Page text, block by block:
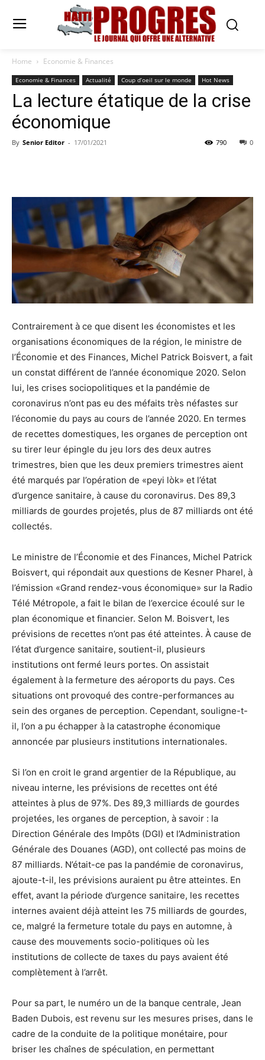
Home Economie & Finances
Economie & Finances Actualité Coup d’oeil sur le monde Hot News
La lecture étatique de la crise
économique
By Senior Editor - 17/01/2021 0
790
Contrairement à ce que disent les économistes et les
organisations économiques de la région, le ministre de
l’Économie et des Finances, Michel Patrick Boisvert, a fait
un constat différent de l’année économique 2020. Selon
lui, les crises sociopolitiques et la pandémie de
coronavirus n’ont pas eu des méfaits très néfastes sur
l’économie du pays au cours de l’année 2020. En termes
de recettes domestiques, les organes de perception ont
su tirer leur épingle du jeu lors des deux autres
trimestres, bien que les deux premiers trimestres aient
été marqués par l’opération de «peyi lòk» et l’état
d’urgence sanitaire, à cause du coronavirus. Des 89,3
milliards de gourdes projetés, plus de 87 milliards ont été
collectés.
Le ministre de l’Économie et des Finances, Michel Patrick
Boisvert, qui répondait aux questions de Kesner Pharel, à
l’émission «Grand rendez-vous économique» sur la Radio
Télé Métropole, a fait le bilan de l’exercice écoulé sur le
plan économique et financier. Selon M. Boisvert, les
prévisions de recettes n’ont pas été atteintes. À cause de
l’état d’urgence sanitaire, soutient-il, plusieurs
institutions ont fermé leurs portes. On assistait
également à la fermeture des aéroports du pays. Ces
situations ont provoqué des contre-performances au
sein des organes de perception. Cependant, souligne-t-
il, l’on a pu échapper à la catastrophe économique
annoncée par plusieurs institutions internationales.
Si l’on en croit le grand argentier de la République, au
niveau interne, les prévisions de recettes ont été
atteintes à plus de 97%. Des 89,3 milliards de gourdes
projetées, les organes de perception, à savoir : la
Direction Générale des Impôts (DGI) et l’Administration
Générale des Douanes (AGD), ont collecté pas moins de
87 milliards. N’était-ce pas la pandémie de coronavirus,
ajoute-t-il, les prévisions auraient pu être atteintes. En
effet, avant la période d’urgence sanitaire, les recettes
internes avaient déjà atteint les 75 milliards de gourdes,
ce, malgré la fermeture totale du pays en automne, à
cause des mouvements socio-politiques où les
institutions de collecte de taxes du pays avaient été
complètement à l’arrêt.
Pour sa part, le numéro un de la banque centrale, Jean
Baden Dubois, est revenu sur les mesures prises, dans le
cadre de la conduite de la politique monétaire, pour
briser les chaînes de spéculation, en permettant